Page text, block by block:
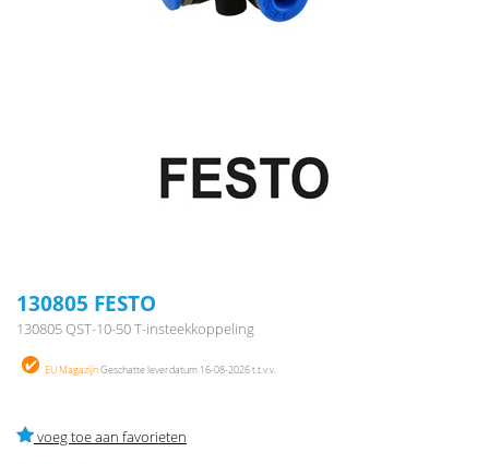
130805 FESTO
130805 QST-10-50 T-insteekkoppeling
EU MagazijnGeschatte leverdatum 16-08-2026 t.t.v.v.
voeg toe aan favorieten